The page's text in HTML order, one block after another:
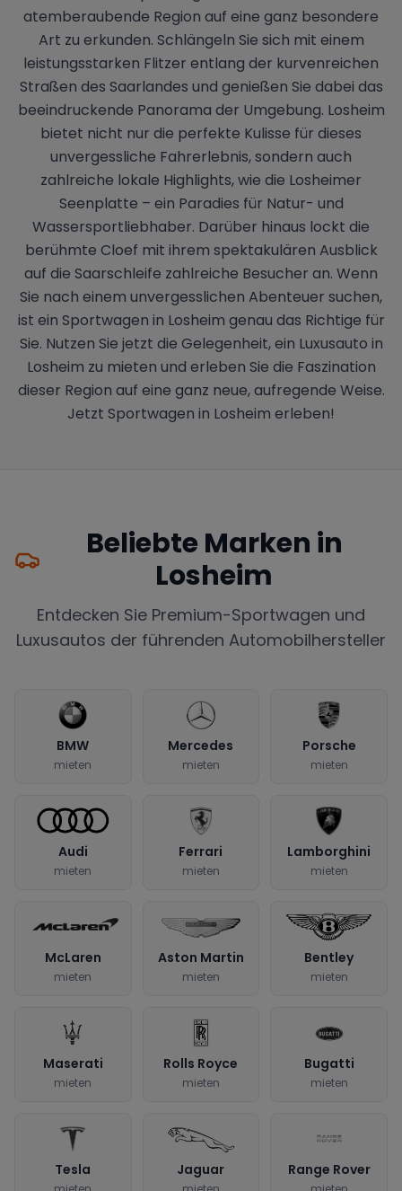
atemberaubende Region auf eine ganz besondere
Art zu erkunden. Schlängeln Sie sich mit einem
leistungsstarken Flitzer entlang der kurvenreichen
Straßen des Saarlandes und genießen Sie dabei das
beeindruckende Panorama der Umgebung. Losheim
bietet nicht nur die perfekte Kulisse für dieses
unvergessliche Fahrerlebnis, sondern auch
zahlreiche lokale Highlights, wie die Losheimer
Seenplatte – ein Paradies für Natur- und
Wassersportliebhaber. Darüber hinaus lockt die
berühmte Cloef mit ihrem spektakulären Ausblick
auf die Saarschleife zahlreiche Besucher an. Wenn
Sie nach einem unvergesslichen Abenteuer suchen,
ist ein Sportwagen in Losheim genau das Richtige für
Sie. Nutzen Sie jetzt die Gelegenheit, ein Luxusauto in
Losheim zu mieten und erleben Sie die Faszination
dieser Region auf eine ganz neue, aufregende Weise.
Jetzt Sportwagen in Losheim erleben!
Beliebte Marken in
Losheim
Entdecken Sie Premium-Sportwagen und
Luxusautos der führenden Automobilhersteller
BMW
mieten
Mercedes
mieten
Porsche
mieten
Audi
mieten
Ferrari
mieten
Lamborghini
mieten
McLaren
mieten
Aston Martin
mieten
Bentley
mieten
Maserati
mieten
Rolls Royce
mieten
Bugatti
mieten
Tesla Jaguar Range Rover